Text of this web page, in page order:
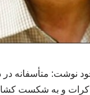
خود نوشت: متأسفانه
و به شکست